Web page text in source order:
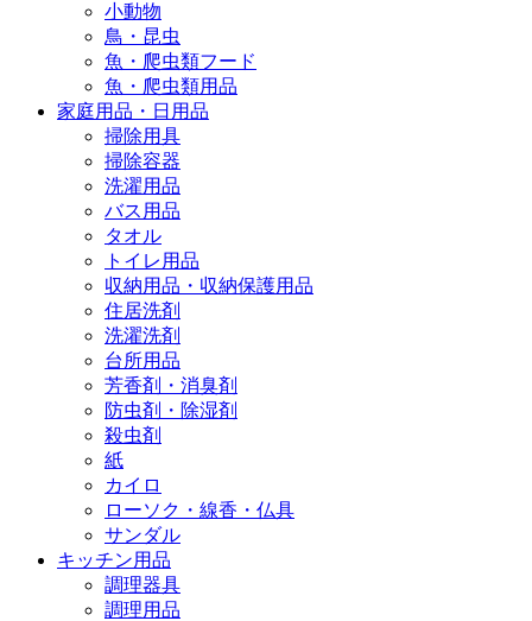
小動物
鳥・昆虫
魚・爬虫類フード
魚・爬虫類用品
家庭用品・日用品
掃除用具
掃除容器
洗濯用品
バス用品
タオル
トイレ用品
収納用品・収納保護用品
住居洗剤
洗濯洗剤
台所用品
芳香剤・消臭剤
防虫剤・除湿剤
殺虫剤
紙
カイロ
ローソク・線香・仏具
サンダル
キッチン用品
調理器具
調理用品